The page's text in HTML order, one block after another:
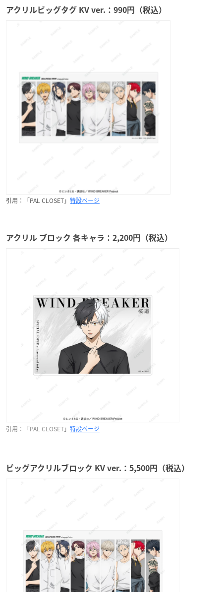
アクリルビッグタグ KV ver.：990円（税込）
引用：「PAL CLOSET」 特設ページ
アクリル ブロック 各キャラ：2,200円（税込）
引用：「PAL CLOSET」 特設ページ
ビッグアクリルブロック KV ver.：5,500円（税込）